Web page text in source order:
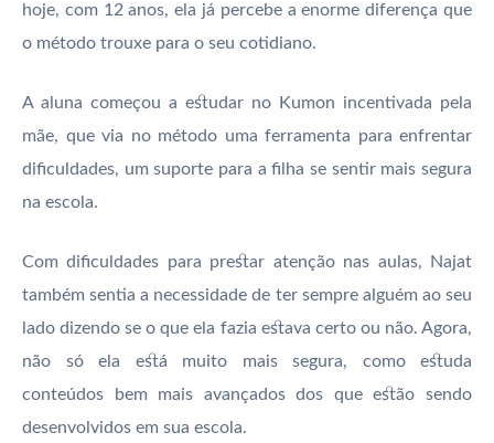
hoje, com 12 anos, ela já percebe a enorme diferença que
o método trouxe para o seu cotidiano.
A aluna começou a estudar no Kumon incentivada pela
mãe, que via no método uma ferramenta para enfrentar
dificuldades, um suporte para a filha se sentir mais segura
na escola.
Com dificuldades para prestar atenção nas aulas, Najat
também sentia a necessidade de ter sempre alguém ao seu
lado dizendo se o que ela fazia estava certo ou não. Agora,
não só ela está muito mais segura, como estuda
conteúdos bem mais avançados dos que estão sendo
desenvolvidos em sua escola.